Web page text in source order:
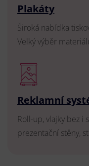
Plakáty
Široká nabídka
Velký výběr
Reklamní
Roll-up, vlajky bez i
prezentační stěny,